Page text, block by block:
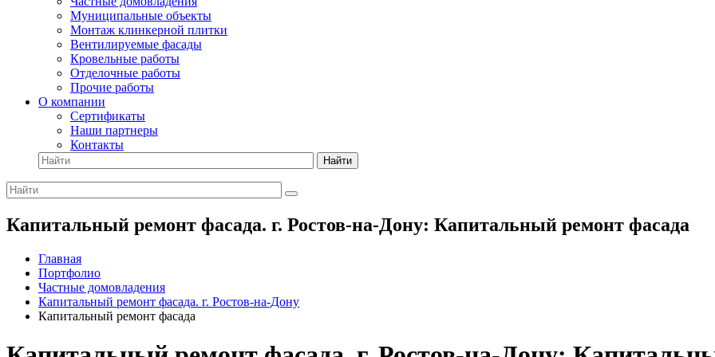
Муниципальные объекты
Монтаж клинкерной плитки
Вентилируемые фасады
Кровельные работы
Отделочные работы
Прочие работы
О компании
Сертификаты
Наши партнеры
Контакты
Найти
Капитальный ремонт фасада. г. Ростов-на-Дону: Капитальный ремонт фасада
Главная
Портфолио
Частные домовладения
Капитальный ремонт фасада. г. Ростов-на-Дону
Капитальный ремонт фасада